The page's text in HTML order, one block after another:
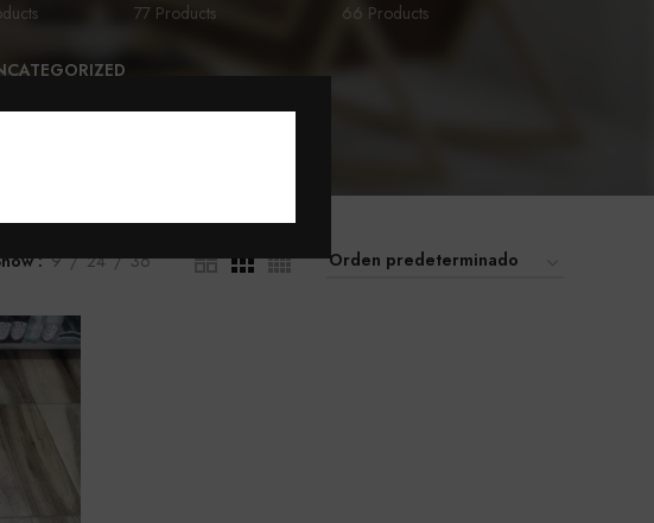
77 Products
66 Products
9 24 36